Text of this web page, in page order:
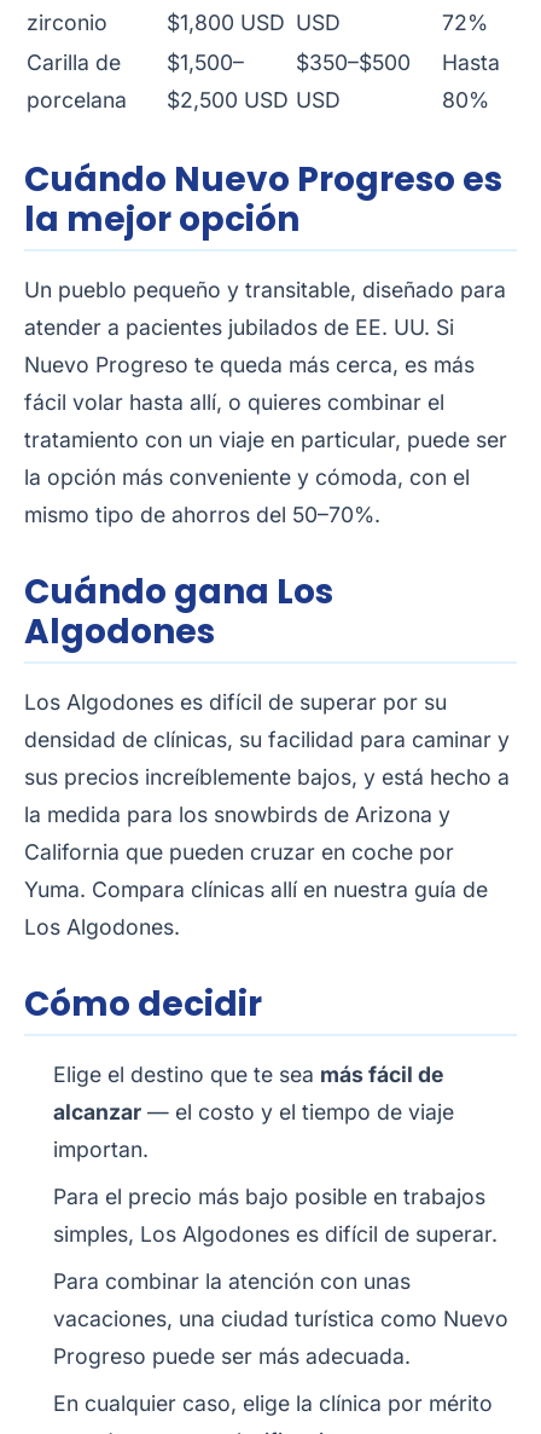
zirconio
$1,800 USD USD
72%
Carilla de
porcelana
$1,500–
$2,500 USD
$350–$500
USD
Hasta
80%
Cuándo Nuevo Progreso es
la mejor opción
Un pueblo pequeño y transitable, diseñado para
atender a pacientes jubilados de EE. UU. Si
Nuevo Progreso te queda más cerca, es más
fácil volar hasta allí, o quieres combinar el
tratamiento con un viaje en particular, puede ser
la opción más conveniente y cómoda, con el
mismo tipo de ahorros del 50–70%.
Cuándo gana Los
Algodones
Los Algodones es difícil de superar por su
densidad de clínicas, su facilidad para caminar y
sus precios increíblemente bajos, y está hecho a
la medida para los snowbirds de Arizona y
California que pueden cruzar en coche por
Yuma. Compara clínicas allí en nuestra guía de
Los Algodones.
Cómo decidir
Elige el destino que te sea más fácil de
alcanzar — el costo y el tiempo de viaje
importan.
Para el precio más bajo posible en trabajos
simples, Los Algodones es difícil de superar.
Para combinar la atención con unas
vacaciones, una ciudad turística como Nuevo
Progreso puede ser más adecuada.
En cualquier caso, elige la clínica por mérito